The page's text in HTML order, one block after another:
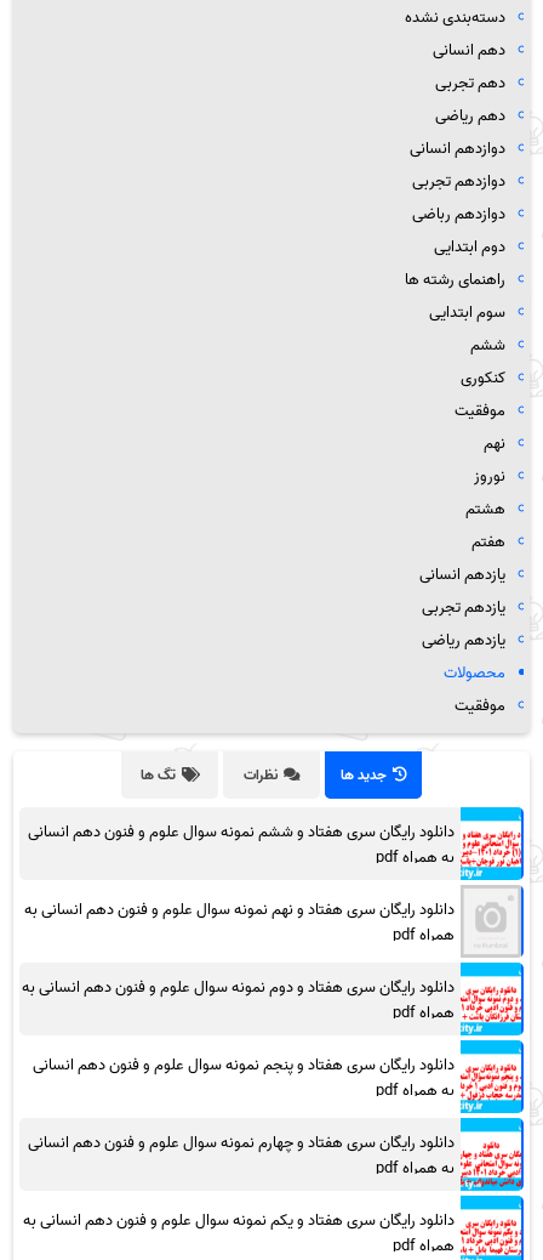
دسته‌بندی نشده
دهم انسانی
دهم تجربی
دهم ریاضی
دوازدهم انسانی
دوازدهم تجربی
دوازدهم رباضی
دوم ابتدایی
راهنمای رشته ها
سوم ابتدایی
ششم
کنکوری
موفقیت
نهم
نوروز
هشتم
هفتم
یازدهم انسانی
یازدهم تجربی
یازدهم ریاضی
محصولات
موفقیت
جدید ها نظرات تگ ها
دانلود رایگان سری هفتاد و ششم نمونه سوال علوم و فنون دهم انسانی
به همراه pdf
دانلود رایگان سری هفتاد و نهم نمونه سوال علوم و فنون دهم انسانی به
همراه pdf
دانلود رایگان سری هفتاد و دوم نمونه سوال علوم و فنون دهم انسانی به
همراه pdf
دانلود رایگان سری هفتاد و پنجم نمونه سوال علوم و فنون دهم انسانی
به همراه pdf
دانلود رایگان سری هفتاد و چهارم نمونه سوال علوم و فنون دهم انسانی
به همراه pdf
دانلود رایگان سری هفتاد و یکم نمونه سوال علوم و فنون دهم انسانی به
همراه pdf